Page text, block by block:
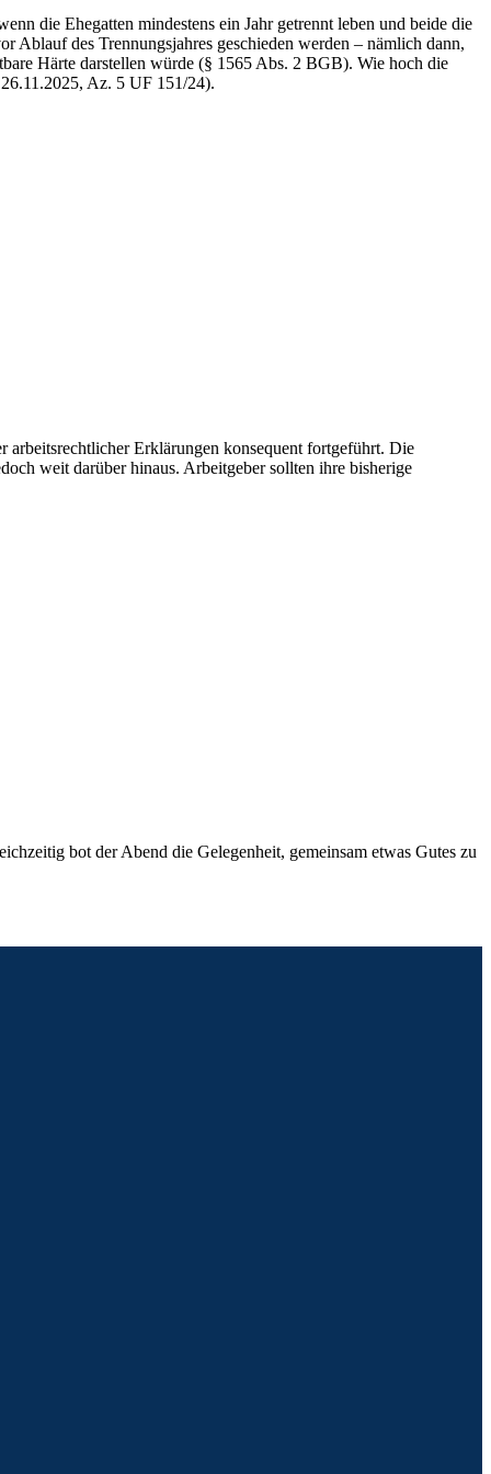
die Ehegatten mindestens ein Jahr getrennt leben und beide die
Ablauf des Trennungsjahres geschieden werden – nämlich dann,
Härte darstellen würde (§ 1565 Abs. 2 BGB). Wie hoch die
Az. 5 UF 151/24).
Erklärungen konsequent fortgeführt. Die
weit darüber hinaus. Arbeitgeber sollten ihre bisherige
bot der Abend die Gelegenheit, gemeinsam etwas Gutes zu